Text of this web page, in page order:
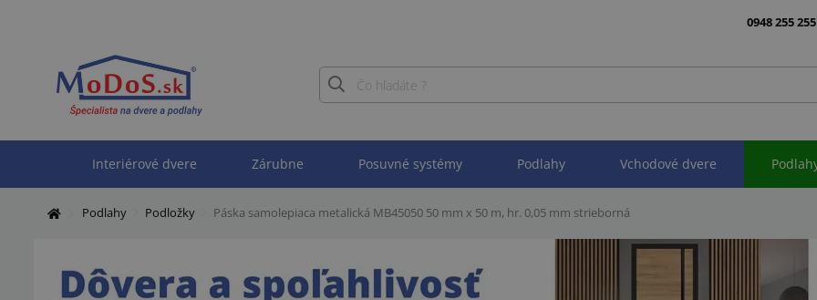
0948 255 255
Interiérové dvere Zárubne Posuvné systémy Podlahy Vchodové dvere
Podlahy Podložky Páska samolepiaca metalická MB45050 50 mm x 50 m, hr. 0,05 mm strieborná